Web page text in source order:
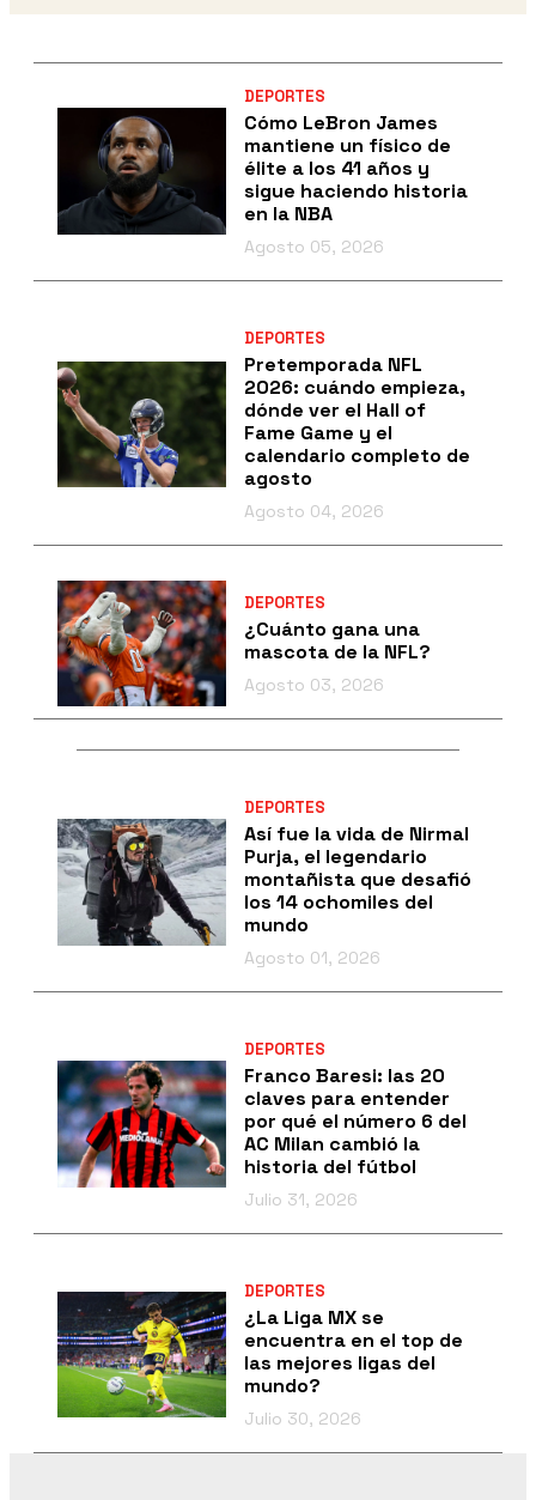
DEPORTES
Cómo LeBron James
mantiene un físico de
élite a los 41 años y
sigue haciendo historia
en la NBA
Agosto 05, 2026
DEPORTES
Pretemporada NFL
2026: cuándo empieza,
dónde ver el Hall of
Fame Game y el
calendario completo de
agosto
Agosto 04, 2026
DEPORTES
¿Cuánto gana una
mascota de la NFL?
Agosto 03, 2026
DEPORTES
Así fue la vida de Nirmal
Purja, el legendario
montañista que desafió
los 14 ochomiles del
mundo
Agosto 01, 2026
DEPORTES
Franco Baresi: las 20
claves para entender
por qué el número 6 del
AC Milan cambió la
historia del fútbol
Julio 31, 2026
DEPORTES
¿La Liga MX se
encuentra en el top de
las mejores ligas del
mundo?
Julio 30, 2026